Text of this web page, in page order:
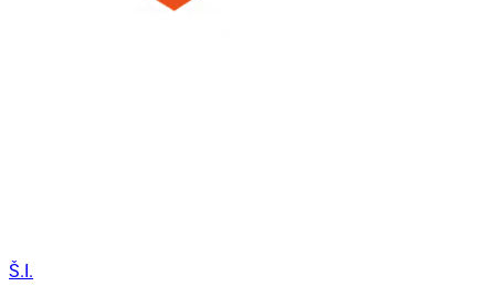
Š.I.